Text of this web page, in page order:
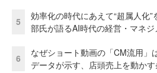
5
効率化の時代にあえて“超属人
部氏が語るAI時代の経営・マネ
6
なぜショート動画の「CM流用」
データが示す、店頭売上を動か